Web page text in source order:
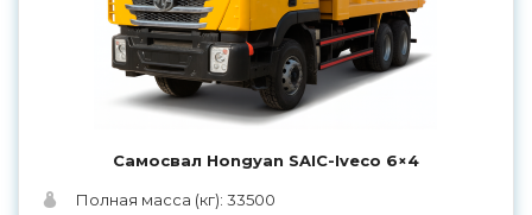
Самосвал Hongyan SAIC-Iveco 6×4
Полная масса (кг): 33500